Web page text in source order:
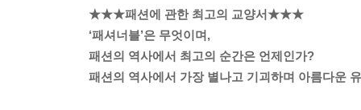
것이다. 이는 역사적으로 최고로 인정받는 모든
중요한 요소는 다음과 같다. 크고, 빛나고, 어마어
들어서 나라가 파산에 이른 데다 너무 무거워서
난 옷들」
★★★패션에 관한 최고의 교양서★★★
‘패셔너블’은 무엇이며,
패션의 역사에서 최고의 순간은 언제인가?
패션의 역사에서 가장 별나고 기괴하며 아름다운